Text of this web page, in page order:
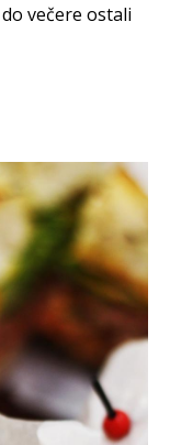
večere ostali